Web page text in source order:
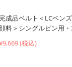
成品ベルト＜LCベン
顔料＞シングルピン用
(税込)